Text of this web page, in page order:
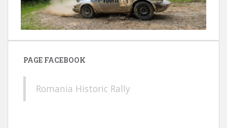
PAGE FACEBOOK
Romania Historic Rally